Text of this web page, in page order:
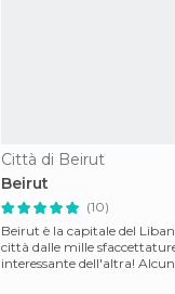
Città di Beirut
Beirut
(10)
Beirut è la capitale del
città dalle mille
interessante dell'altra!